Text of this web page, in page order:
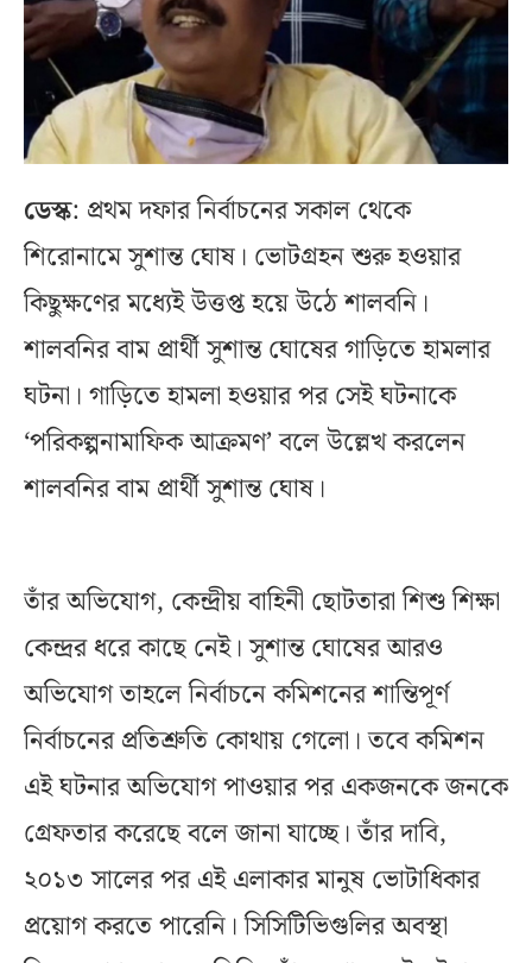
ডেস্ক: প্রথম দফার নির্বাচনের সকাল থেকে
শিরোনামে সুশান্ত ঘোষ। ভোটগ্রহন শুরু হওয়ার
কিছুক্ষণের মধ্যেই উত্তপ্ত হয়ে উঠে শালবনি।
শালবনির বাম প্রার্থী সুশান্ত ঘোষের গাড়িতে হামলার
ঘটনা। গাড়িতে হামলা হওয়ার পর সেই ঘটনাকে
‘পরিকল্পনামাফিক আক্রমণ’ বলে উল্লেখ করলেন
শালবনির বাম প্রার্থী সুশান্ত ঘোষ।
তাঁর অভিযোগ, কেন্দ্রীয় বাহিনী ছোটতারা শিশু শিক্ষা
কেন্দ্রর ধরে কাছে নেই। সুশান্ত ঘোষের আরও
অভিযোগ তাহলে নির্বাচনে কমিশনের শান্তিপূর্ণ
নির্বাচনের প্রতিশ্রুতি কোথায় গেলো। তবে কমিশন
এই ঘটনার অভিযোগ পাওয়ার পর একজনকে জনকে
গ্রেফতার করেছে বলে জানা যাচ্ছে। তাঁর দাবি,
২০১৩ সালের পর এই এলাকার মানুষ ভোটাধিকার
প্রয়োগ করতে পারেনি। সিসিটিভিগুলির অবস্থা